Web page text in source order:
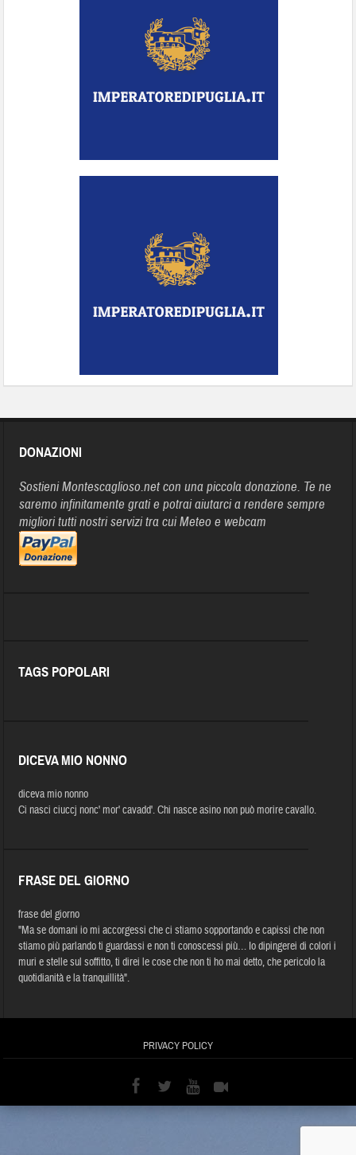
DONAZIONI
Sostieni Montescaglioso.net con una piccola donazione. Te ne
saremo infinitamente grati e potrai aiutarci a rendere sempre
migliori tutti nostri servizi tra cui Meteo e webcam
TAGS POPOLARI
DICEVA MIO NONNO
diceva mio nonno
Ci nasci ciuccj nonc' mor' cavadd'. Chi nasce asino non può morire cavallo.
FRASE DEL GIORNO
frase del giorno
"Ma se domani io mi accorgessi che ci stiamo sopportando e capissi che non
stiamo più parlando ti guardassi e non ti conoscessi più… Io dipingerei di colori i
muri e stelle sul soffitto, ti direi le cose che non ti ho mai detto, che pericolo la
quotidianità e la tranquillità".
PRIVACY POLICY